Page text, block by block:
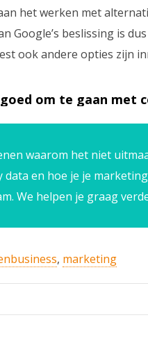
het werken met
Google’s beslissing is
ook andere opties zijn
om te gaan met
waarom het niet
en hoe je je
We helpen je graag
, marketing